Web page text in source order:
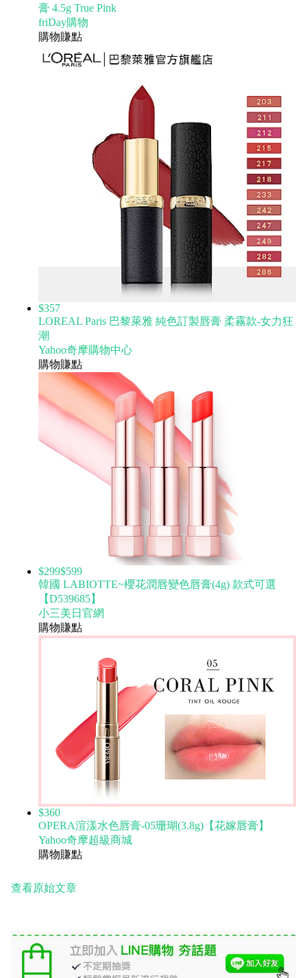
膏 4.5g True Pink
friDay購物
購物賺點
$357
LOREAL Paris 巴黎萊雅 純色訂製唇膏 柔霧款-女力狂
潮
Yahoo奇摩購物中心
購物賺點
$299$599
韓國 LABIOTTE~櫻花潤唇變色唇膏(4g) 款式可選
【D539685】
小三美日官網
購物賺點
$360
OPERA渲漾水色唇膏-05珊瑚(3.8g)【花嫁唇膏】
Yahoo奇摩超級商城
購物賺點
查看原始文章